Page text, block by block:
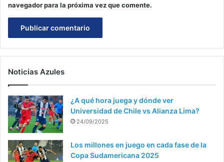
navegador para la próxima vez que comente.
Noticias Azules
¿A qué hora juega y dónde ver
Universidad de Chile vs Alianza Lima?
24/09/2025
Los millones en juego en cada fase de la
Copa Sudamericana 2025